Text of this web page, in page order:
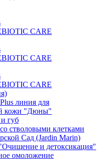
CARE
CARE
CARE
линия для
кожи "Дюны"
губ
стволовыми клетками
Сад (Jardin Marin)
и детоксикация"
омоложение